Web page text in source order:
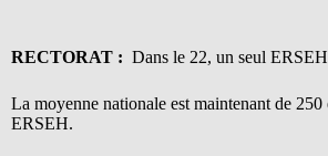
RECTORAT : Dans le 22, un seul ERSEH
La moyenne nationale est maintenant de 250
ERSEH.